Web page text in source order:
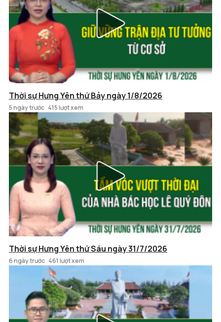
Thời sự Hưng Yên thứ Bảy ngày 1/8/2026
5 ngày trước 415 lượt xem
Thời sự Hưng Yên thứ Sáu ngày 31/7/2026
6 ngày trước 461 lượt xem